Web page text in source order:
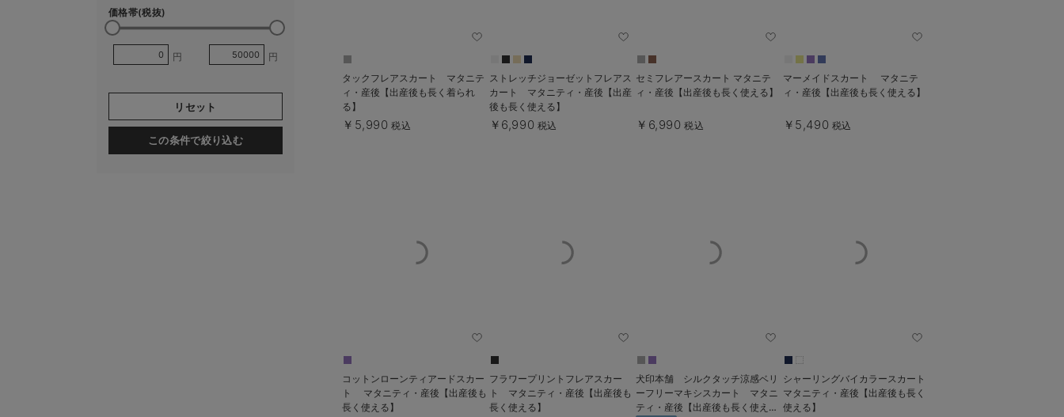
価格帯(税抜)
円 円
リセット
この条件で絞り込む
タックフレアスカート マタニテ
ィ・産後【出産後も長く着られ
る】
￥5,990 税込
ストレッチジョーゼットフレアス
カート マタニティ・産後【出産
後も長く使える】
￥6,990 税込
セミフレアースカート マタニテ
ィ・産後【出産後も長く使える】
￥6,990 税込
マーメイドスカート マタニテ
ィ・産後【出産後も長く使える】
￥5,490 税込
コットンローンティアードスカー
ト マタニティ・産後【出産後も
長く使える】
フラワープリントフレアスカー
ト マタニティ・産後【出産後も
長く使える】
犬印本舗 シルクタッチ涼感ベリ
ーフリーマキシスカート マタニ
ティ・産後【出産後も長く使え
シャーリングバイカラースカート
マタニティ・産後【出産後も長く
使える】